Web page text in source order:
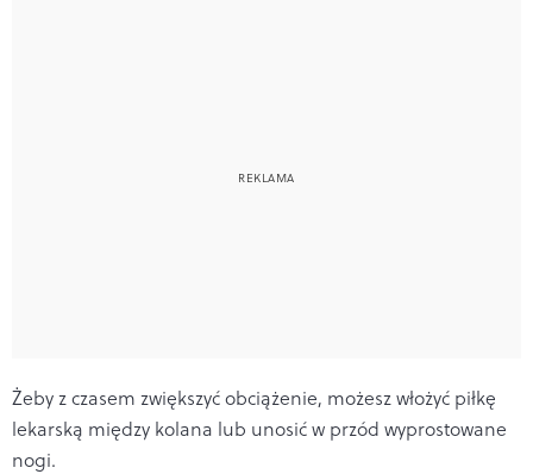
Żeby z czasem zwiększyć obciążenie, możesz włożyć piłkę
lekarską między kolana lub unosić w przód wyprostowane
nogi.